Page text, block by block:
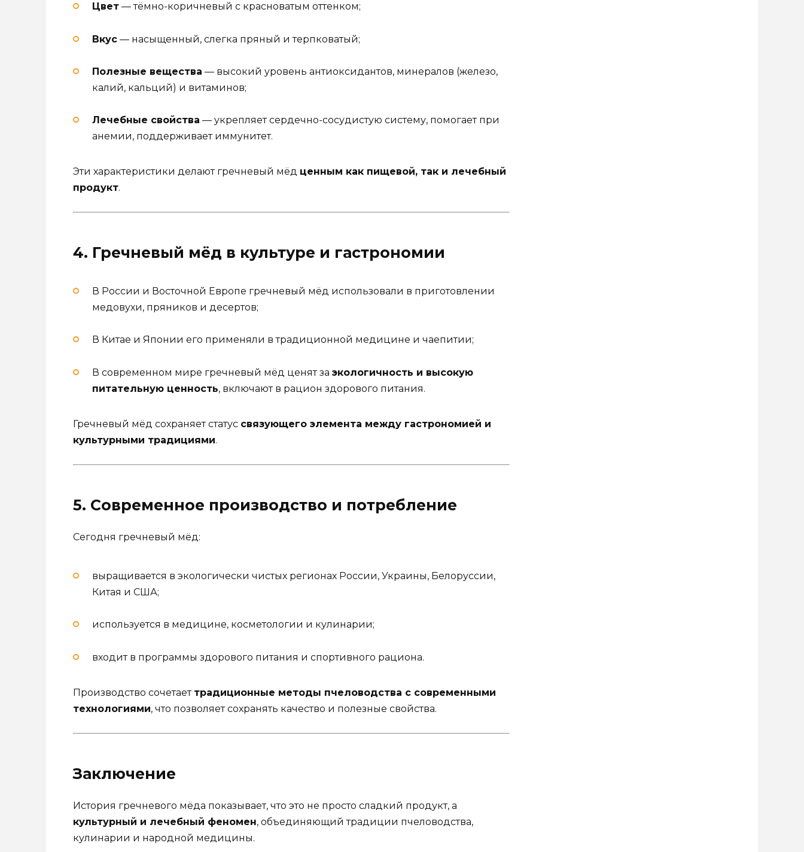
Цвет — тёмно-коричневый с красноватым оттенком;
Вкус — насыщенный, слегка пряный и терпковатый;
Полезные вещества — высокий уровень антиоксидантов, минералов (железо,
калий, кальций) и витаминов;
Лечебные свойства — укрепляет сердечно-сосудистую систему, помогает при
анемии, поддерживает иммунитет.
Эти характеристики делают гречневый мёд ценным как пищевой, так и лечебный
продукт.
4. Гречневый мёд в культуре и гастрономии
В России и Восточной Европе гречневый мёд использовали в приготовлении
медовухи, пряников и десертов;
В Китае и Японии его применяли в традиционной медицине и чаепитии;
В современном мире гречневый мёд ценят за экологичность и высокую
питательную ценность, включают в рацион здорового питания.
Гречневый мёд сохраняет статус связующего элемента между гастрономией и
культурными традициями.
5. Современное производство и потребление
Сегодня гречневый мёд:
выращивается в экологически чистых регионах России, Украины, Белоруссии,
Китая и США;
используется в медицине, косметологии и кулинарии;
входит в программы здорового питания и спортивного рациона.
Производство сочетает традиционные методы пчеловодства с современными
технологиями, что позволяет сохранять качество и полезные свойства.
Заключение
История гречневого мёда показывает, что это не просто сладкий продукт, а
культурный и лечебный феномен, объединяющий традиции пчеловодства,
кулинарии и народной медицины.